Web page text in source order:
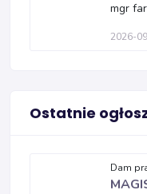
mgr
2026-
Ostatnie
Dam